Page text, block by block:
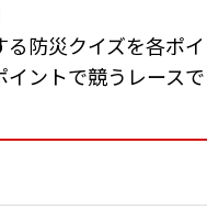
防災クイズを各ポ
ントで競うレース